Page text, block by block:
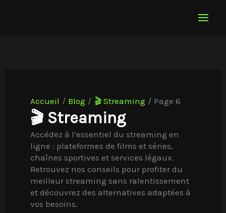
Accueil Blog 🎬 Streaming Page 6
🎬 Streaming
Accédez à l’essentiel du streaming en
ligne : plateformes de films et séries,
chaînes sportives et services légaux.
Retrouvez nos conseils pour profiter du
meilleur streaming sans ralentissement
et découvrez des alternatives adaptées à
vos besoins.